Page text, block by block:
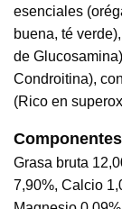
esenciales
buena, té
de
Condroitina),
(Rico en
Grasa bruta
7,90%, Calcio